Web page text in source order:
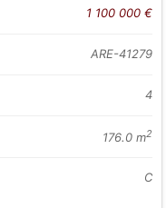
1 100 000 €
ARE-41279
4
176.0 m2
C